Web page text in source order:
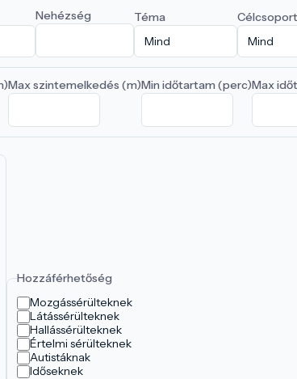
Nehézség Téma Célcsoport
Max szintemelkedés (m)Min időtartam (perc)Max
Hozzáférhetőség
Mozgássérülteknek
Látássérülteknek
Hallássérülteknek
Értelmi sérülteknek
Autistáknak
Időseknek